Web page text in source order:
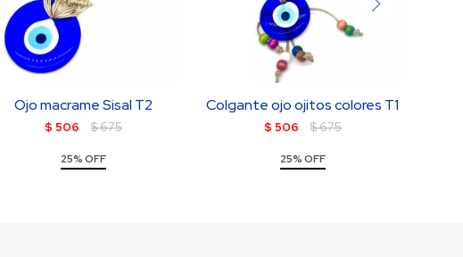
Ojo macrame Sisal T2
$ 506 $675
25% OFF
Colgante ojo ojitos colores T1
$ 506 $675
25% OFF